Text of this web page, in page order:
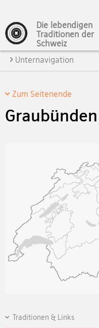
Die lebendigen
Traditionen der
Schweiz
Hauptnavigation
Unternavigation
Zum Seitenende
Graubünden
Traditionen & Links